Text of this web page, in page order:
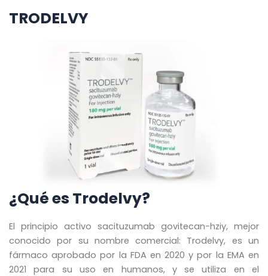
TRODELVY
¿Qué es Trodelvy?
El principio activo sacituzumab govitecan-hziy, mejor
conocido por su nombre comercial: Trodelvy, es un
fármaco aprobado por la FDA en 2020 y por la EMA en
2021 para su uso en humanos, y se utiliza en el